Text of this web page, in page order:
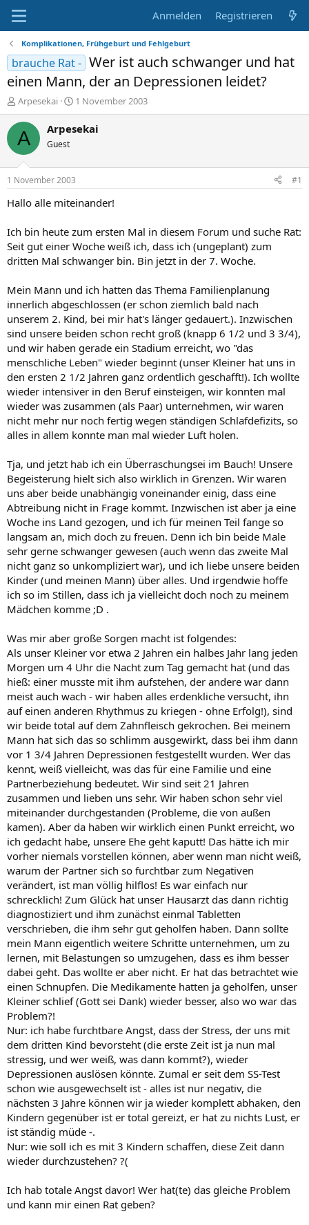
Anmelden Registrieren
Komplikationen, Frühgeburt und Fehlgeburt
brauche Rat - Wer ist auch schwanger und hat
einen Mann, der an Depressionen leidet?
E
r
s
t
l
e
r
Arpesekai
E
r
s
l
t
a
1 November 2003
A Arpesekai
Guest
1 November 2003 #1
Hallo alle miteinander!
Ich bin heute zum ersten Mal in diesem Forum und suche Rat:
Seit gut einer Woche weiß ich, dass ich (ungeplant) zum
dritten Mal schwanger bin. Bin jetzt in der 7. Woche.
Mein Mann und ich hatten das Thema Familienplanung
innerlich abgeschlossen (er schon ziemlich bald nach
unserem 2. Kind, bei mir hat's länger gedauert.). Inzwischen
sind unsere beiden schon recht groß (knapp 6 1/2 und 3 3/4),
und wir haben gerade ein Stadium erreicht, wo "das
menschliche Leben" wieder beginnt (unser Kleiner hat uns in
den ersten 2 1/2 Jahren ganz ordentlich geschafft!). Ich wollte
wieder intensiver in den Beruf einsteigen, wir konnten mal
wieder was zusammen (als Paar) unternehmen, wir waren
nicht mehr nur noch fertig wegen ständigen Schlafdefizits, so
alles in allem konnte man mal wieder Luft holen.
Tja, und jetzt hab ich ein Überraschungsei im Bauch! Unsere
Begeisterung hielt sich also wirklich in Grenzen. Wir waren
uns aber beide unabhängig voneinander einig, dass eine
Abtreibung nicht in Frage kommt. Inzwischen ist aber ja eine
Woche ins Land gezogen, und ich für meinen Teil fange so
langsam an, mich doch zu freuen. Denn ich bin beide Male
sehr gerne schwanger gewesen (auch wenn das zweite Mal
nicht ganz so unkompliziert war), und ich liebe unsere beiden
Kinder (und meinen Mann) über alles. Und irgendwie hoffe
ich so im Stillen, dass ich ja vielleicht doch noch zu meinem
Mädchen komme ;D .
Was mir aber große Sorgen macht ist folgendes:
Als unser Kleiner vor etwa 2 Jahren ein halbes Jahr lang jeden
Morgen um 4 Uhr die Nacht zum Tag gemacht hat (und das
hieß: einer musste mit ihm aufstehen, der andere war dann
meist auch wach - wir haben alles erdenkliche versucht, ihn
auf einen anderen Rhythmus zu kriegen - ohne Erfolg!), sind
wir beide total auf dem Zahnfleisch gekrochen. Bei meinem
Mann hat sich das so schlimm ausgewirkt, dass bei ihm dann
vor 1 3/4 Jahren Depressionen festgestellt wurden. Wer das
kennt, weiß vielleicht, was das für eine Familie und eine
Partnerbeziehung bedeutet. Wir sind seit 21 Jahren
zusammen und lieben uns sehr. Wir haben schon sehr viel
miteinander durchgestanden (Probleme, die von außen
kamen). Aber da haben wir wirklich einen Punkt erreicht, wo
ich gedacht habe, unsere Ehe geht kaputt! Das hätte ich mir
vorher niemals vorstellen können, aber wenn man nicht weiß,
warum der Partner sich so furchtbar zum Negativen
verändert, ist man völlig hilflos! Es war einfach nur
schrecklich! Zum Glück hat unser Hausarzt das dann richtig
diagnostiziert und ihm zunächst einmal Tabletten
verschrieben, die ihm sehr gut geholfen haben. Dann sollte
mein Mann eigentlich weitere Schritte unternehmen, um zu
lernen, mit Belastungen so umzugehen, dass es ihm besser
dabei geht. Das wollte er aber nicht. Er hat das betrachtet wie
einen Schnupfen. Die Medikamente hatten ja geholfen, unser
Kleiner schlief (Gott sei Dank) wieder besser, also wo war das
Problem?!
Nur: ich habe furchtbare Angst, dass der Stress, der uns mit
dem dritten Kind bevorsteht (die erste Zeit ist ja nun mal
stressig, und wer weiß, was dann kommt?), wieder
Depressionen auslösen könnte. Zumal er seit dem SS-Test
schon wie ausgewechselt ist - alles ist nur negativ, die
nächsten 3 Jahre können wir ja wieder komplett abhaken, den
Kindern gegenüber ist er total gereizt, er hat zu nichts Lust, er
ist ständig müde -.
Nur: wie soll ich es mit 3 Kindern schaffen, diese Zeit dann
wieder durchzustehen? ?(
Ich hab totale Angst davor! Wer hat(te) das gleiche Problem
und kann mir einen Rat geben?